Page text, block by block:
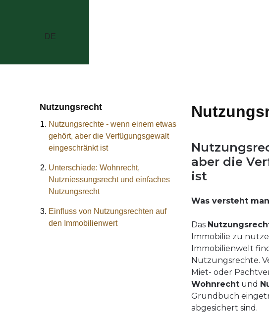
DE
Nutzungsrecht
Nutzungsrechte - wenn einem etwas
gehört, aber die Verfügungsgewalt
eingeschränkt ist
Unterschiede: Wohnrecht,
Nutzniessungsrecht und einfaches
Nutzungsrecht
Einfluss von Nutzungsrechten auf
den Immobilienwert
aber die
ist
Was versteht
Das
Immobilie zu
Immobilienwelt
Nutzungsrechte.
Miet- oder
Wohnrecht und
Grundbuch
abgesichert sind.